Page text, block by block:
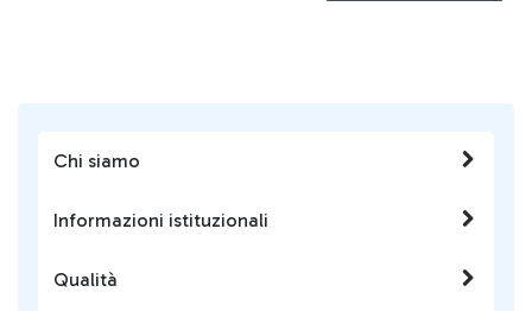
Chi siamo
Informazioni istituzionali
Qualità